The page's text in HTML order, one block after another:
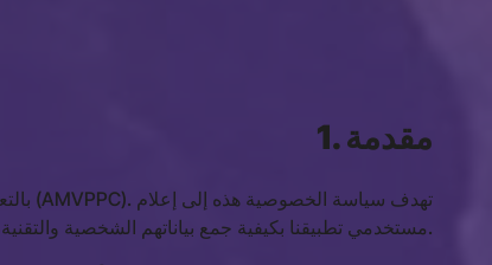
1. مقدمة
مستخدمي تطبيقنا بكيفية جمع بياناتهم الشخصية والتقنية، واستخدامها، وحمايتها.